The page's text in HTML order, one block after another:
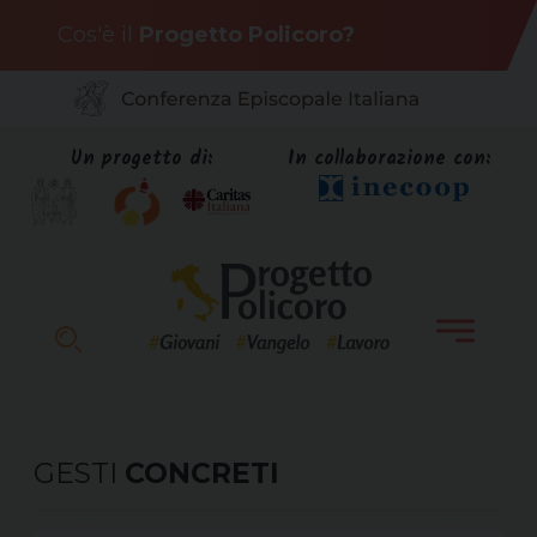
content
Cos'è il Progetto Policoro?
Un progetto di: In collaborazione con:
GESTI CONCRETI